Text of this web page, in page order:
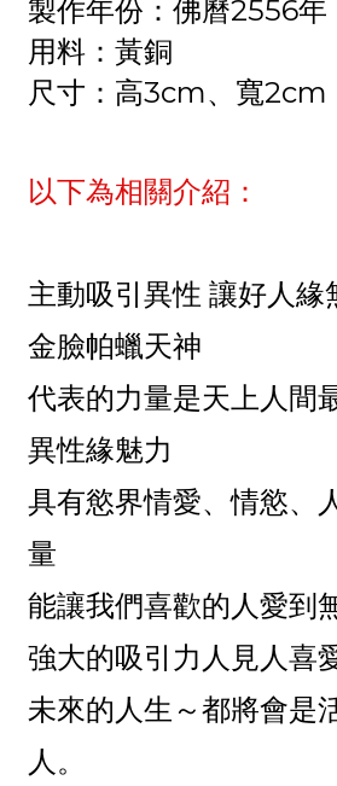
製作年份：佛曆2556年
用料：黃銅
尺寸：高3cm、寬2cm
以下為相關介紹：
主動吸引異性 讓好人緣
金臉帕蠟天神
代表的力量是天上人間
異性緣魅力
具有慾界情愛、情慾、
量
能讓我們喜歡的人愛到
強大的吸引力人見人喜
未來的人生～都將會是
人。